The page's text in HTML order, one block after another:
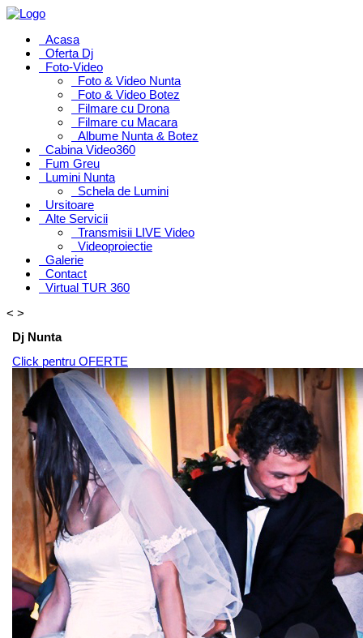
Acasa
Oferta Dj
Foto-Video
Foto & Video Nunta
Foto & Video Botez
Filmare cu Drona
Filmare cu Macara
Albume Nunta & Botez
Cabina Video360
Fum Greu
Lumini Nunta
Schela de Lumini
Ursitoare
Alte Servicii
Transmisii LIVE Video
Videoproiectie
Galerie
Contact
Virtual TUR 360
< >
Dj Nunta
Click pentru OFERTE